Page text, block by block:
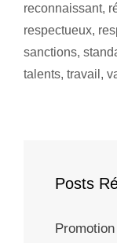
reconnaissant,
respectueux,
sanctions,
talents, travail ,
Posts
Promotion